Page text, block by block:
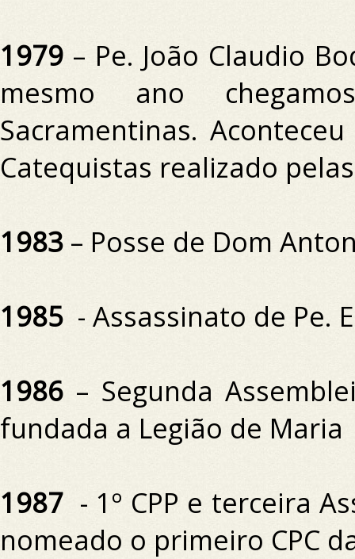
1979 – Pe. João Claudio
mesmo ano
Sacramentinas.
Catequistas realizado
1983 – Posse de Dom
1985 - Assassinato de Pe.
1986 – Segunda
fundada a Legião de Maria
1987 - 1º CPP e terceira
nomeado o primeiro CPC